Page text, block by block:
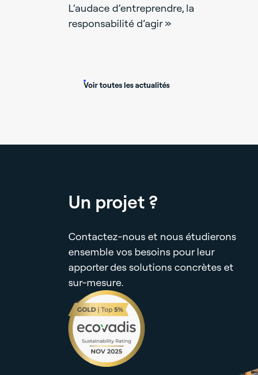
L’audace d’entreprendre, la
responsabilité d’agir »
Voir toutes les actualités
Un projet ?
Contactez-nous et nous étudierons
ensemble vos besoins pour leur
apporter des solutions concrètes et
sur-mesure.